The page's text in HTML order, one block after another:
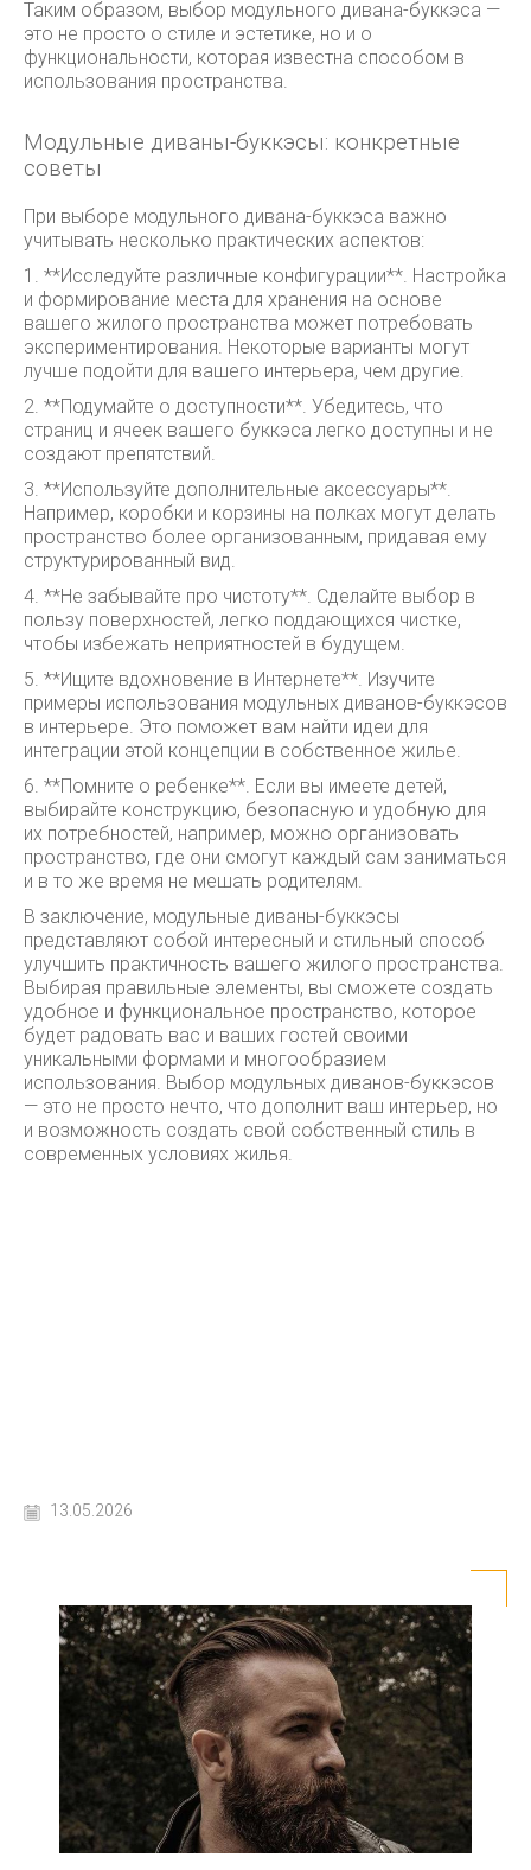
Таким образом, выбор модульного дивана-буккэса —
это не просто о стиле и эстетике, но и о
функциональности, которая известна способом в
использования пространства.
Модульные диваны-буккэсы: конкретные
советы
При выборе модульного дивана-буккэса важно
учитывать несколько практических аспектов:
1. **Исследуйте различные конфигурации**. Настройка
и формирование места для хранения на основе
вашего жилого пространства может потребовать
экспериментирования. Некоторые варианты могут
лучше подойти для вашего интерьера, чем другие.
2. **Подумайте о доступности**. Убедитесь, что
страниц и ячеек вашего буккэса легко доступны и не
создают препятствий.
3. **Используйте дополнительные аксессуары**.
Например, коробки и корзины на полках могут делать
пространство более организованным, придавая ему
структурированный вид.
4. **Не забывайте про чистоту**. Сделайте выбор в
пользу поверхностей, легко поддающихся чистке,
чтобы избежать неприятностей в будущем.
5. **Ищите вдохновение в Интернете**. Изучите
примеры использования модульных диванов-буккэсов
в интерьере. Это поможет вам найти идеи для
интеграции этой концепции в собственное жилье.
6. **Помните о ребенке**. Если вы имеете детей,
выбирайте конструкцию, безопасную и удобную для
их потребностей, например, можно организовать
пространство, где они смогут каждый сам заниматься
и в то же время не мешать родителям.
В заключение, модульные диваны-буккэсы
представляют собой интересный и стильный способ
улучшить практичность вашего жилого пространства.
Выбирая правильные элементы, вы сможете создать
удобное и функциональное пространство, которое
будет радовать вас и ваших гостей своими
уникальными формами и многообразием
использования. Выбор модульных диванов-буккэсов
— это не просто нечто, что дополнит ваш интерьер, но
и возможность создать свой собственный стиль в
современных условиях жилья.
13.05.2026